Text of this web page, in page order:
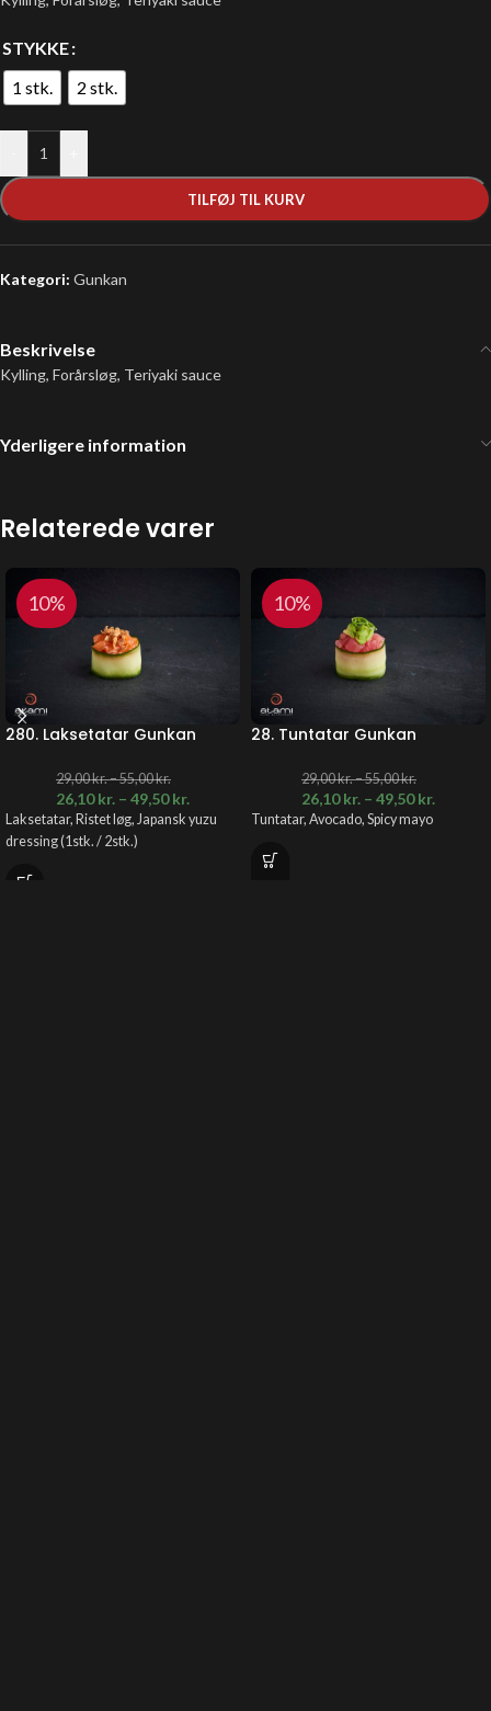
STYKKE
1 stk.
2 stk.
TILFØJ TIL KURV
Kategori: Gunkan
Beskrivelse
Kylling, Forårsløg, Teriyaki sauce
Yderligere information
Relaterede varer
10%
280. Laksetatar Gunkan
29,00kr.–55,00kr.
26,10kr. – 49,50kr.
Laksetatar, Ristet løg, Japansk yuzu
dressing (1stk. / 2stk.)
10%
28. Tuntatar Gunkan
29,00kr.–55,00kr.
26,10kr. – 49,50kr.
Tuntatar, Avocado, Spicy mayo